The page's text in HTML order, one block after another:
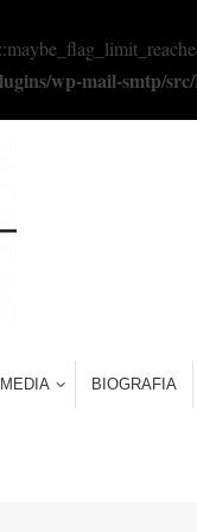
wp-mail-smtp/
MEDIA BIOGRAFIA